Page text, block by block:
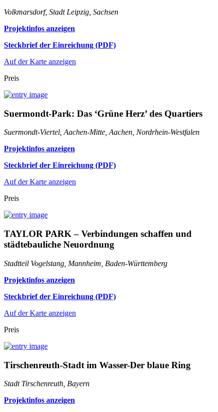
Volkmarsdorf, Stadt Leipzig, Sachsen
Projektinfos anzeigen
Steckbrief der Einreichung (PDF)
Auf der Karte anzeigen
Preis
Suermondt-Park: Das ‘Grüne Herz’ des Quartiers
Suermondt-Viertel, Aachen-Mitte, Aachen, Nordrhein-Westfalen
Projektinfos anzeigen
Steckbrief der Einreichung (PDF)
Auf der Karte anzeigen
Preis
TAYLOR PARK – Verbindungen schaffen und
städtebauliche Neuordnung
Stadtteil Vogelstang, Mannheim, Baden-Württemberg
Projektinfos anzeigen
Steckbrief der Einreichung (PDF)
Auf der Karte anzeigen
Preis
Tirschenreuth-Stadt im Wasser-Der blaue Ring
Stadt Tirschenreuth, Bayern
Projektinfos anzeigen